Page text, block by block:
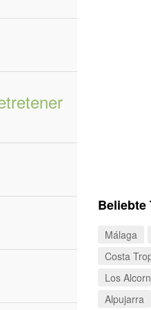
Beliebte
Málaga
Costa
Los
Alpujarra